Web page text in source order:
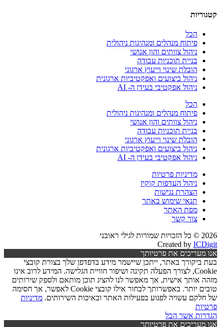
קטגוריות
הכל
פיתוח מנהלים ומנהיגות ניהולית
ניהול צוותים והון אנושי
בניית תוכניות עבודה
הובלת שינוי וייעוץ ארגוני
ניהול ביצועים ואפקטיביות ארגונית
ניהול אפקטיבי בעידן ה- AI
הכל
פיתוח מנהלים ומנהיגות ניהולית
ניהול צוותים והון אנושי
בניית תוכניות עבודה
הובלת שינוי וייעוץ ארגוני
ניהול ביצועים ואפקטיביות ארגונית
ניהול אפקטיבי בעידן ה- AI
מדיניות פרטיות
ניהול העדפות קוקיז
הצהרת נגישות
תנאי שימוש באתר
מפת האתר
צור קשר
2026 © כל הזכויות שמורות לגילי ראובני
Created by ICDigit
אנו מעריכים את פרטיותך
בעת ביקורך באתר, ייתכן שיישמר מידע בדפדפן שלך בצורת קובצי
Cookie, לצורך הפעלה תקינה ושיפור חוויית הגלישה. המידע לרוב אינו
מזהה אותך אישית, אך מאפשר לנו להציג תוכן מותאם ולספק שירותים
טובים יותר. באפשרותך לבחור אילו קובצי Cookie לאפשר, אך חסימה
של חלקם עשויה לפגוע בפעילות האתר ובאיכות השירותים. מדיניות
פרטיות
הגדרות אשר הכל
אנו מעריכים את פרטיותך